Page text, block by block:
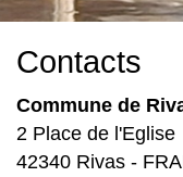
Contacts
Commune de
2 Place de l'Eglise
42340 Rivas -